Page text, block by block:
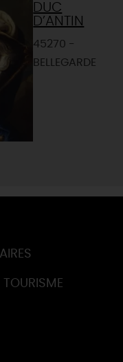
DUC
D’ANTIN
45270 -
BELLEGARDE
TOURISME